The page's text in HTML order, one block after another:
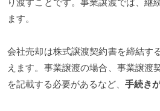
り渡すことです。事業譲渡では、継
ます。
会社売却は株式譲渡契約書を締結す
えます。事業譲渡の場合、事業譲渡
を記載する必要があるなど、 手続き